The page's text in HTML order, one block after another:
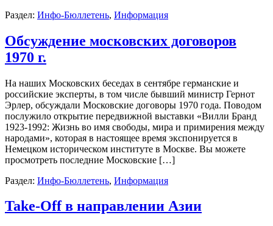
Раздел: Инфо-Бюллетень, Информация
Обсуждение московских договоров
1970 г.
На наших Московских беседах в сентябре германские и
российские эксперты, в том числе бывший министр Гернот
Эрлер, обсуждали Московские договоры 1970 года. Поводом
послужило открытие передвижной выставки «Вилли Бранд
1923-1992: Жизнь во имя свободы, мира и примирения между
народами», которая в настоящее время экспонируется в
Немецком историческом институте в Москве. Вы можете
просмотреть последние Московские […]
Раздел: Инфо-Бюллетень, Информация
Take-Off в направлении Азии